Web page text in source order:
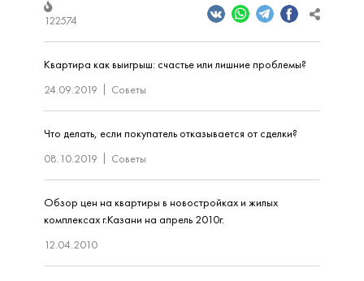
122574
Квартира как выигрыш: счастье или лишние проблемы?
24.09.2019
Советы
Что делать, если покупатель отказывается от сделки?
08.10.2019
Советы
Обзор цен на квартиры в новостройках и жилых
комплексах г.Казани на апрель 2010г.
12.04.2010